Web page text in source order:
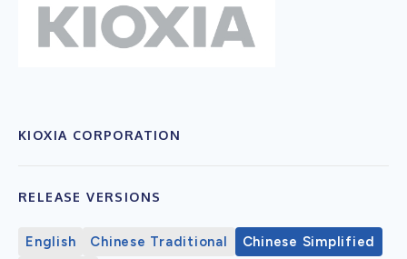
KIOXIA CORPORATION
RELEASE VERSIONS
English Chinese Traditional
Chinese Simplified